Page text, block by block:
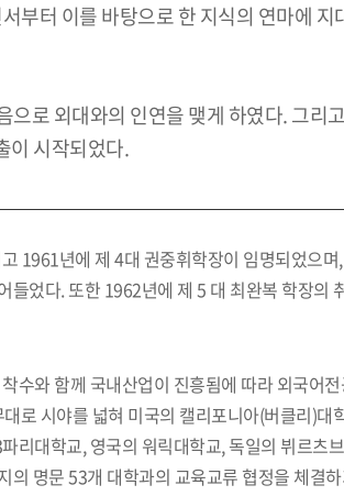
부터 이를 바탕으로 한 지식의 연마에
으로 외대와의 인연을 맺게 하였다. 그
이 시작되었다.
1961년에 제 4대 권중휘학장이 임명되었으
들었다. 또한 1962년에 제 5 대 최완복 학장
수와 함께 국내산업이 진흥됨에 따라 외국어
로 시야를 넓혀 미국의 캘리포니아(버클리)
리대학교, 영국의 워릭대학교, 독일의 뷔르츠
의 명문 53개 대학과의 교육교류 협정을 체결